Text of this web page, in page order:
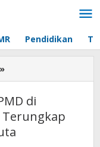
Pendidikan
»
Pemerasan
DPMD
di
Bolmong
di
Terungkap